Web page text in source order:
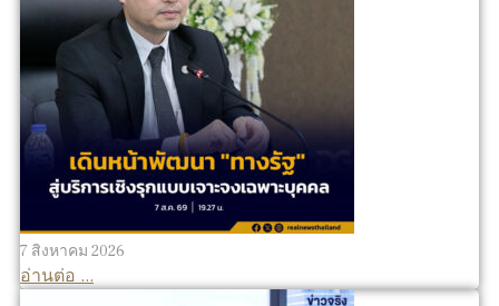
7 สิงหาคม 2026
อ่านต่อ ...